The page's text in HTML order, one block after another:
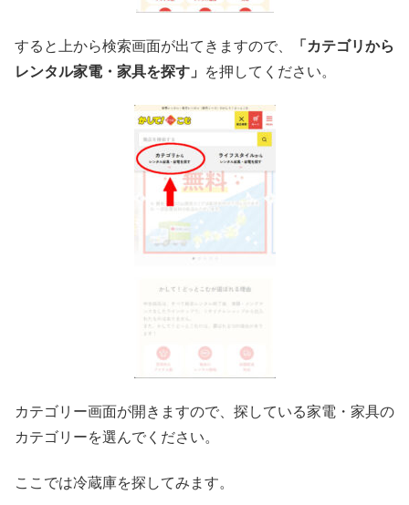
すると上から検索画面が出てきますので、
「カテゴリから
レンタル家電・家具を探す」
を押してください。
カテゴリー画面が開きますので、探している家電・家具の
カテゴリーを選んでください。
ここでは冷蔵庫を探してみます。